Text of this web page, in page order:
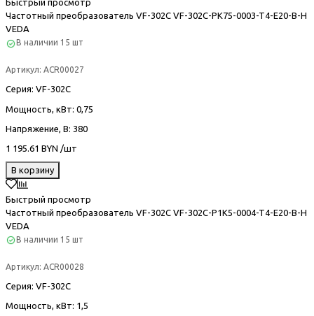
Быстрый просмотр
Частотный преобразователь VF-302С VF-302C-PK75-0003-T4-E20-B-H
VEDA
В наличии 15 шт
Артикул: ACR00027
Серия: VF-302С
Мощность, кВт: 0,75
Напряжение, В: 380
1 195.61 BYN /шт
В корзину
Быстрый просмотр
Частотный преобразователь VF-302С VF-302C-P1K5-0004-T4-E20-B-H
VEDA
В наличии 15 шт
Артикул: ACR00028
Серия: VF-302С
Мощность, кВт: 1,5